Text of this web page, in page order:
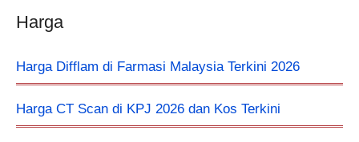
Harga
Harga Difflam di Farmasi Malaysia Terkini 2026
Harga CT Scan di KPJ 2026 dan Kos Terkini